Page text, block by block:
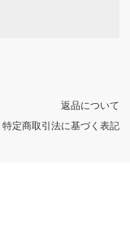
返品について
特定商取引法に基づく表記